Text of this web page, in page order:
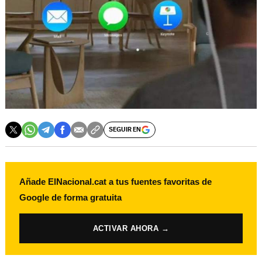
SEGUIR EN
Añade ElNacional.cat a tus fuentes favoritas de
Google de forma gratuita
ACTIVAR AHORA →